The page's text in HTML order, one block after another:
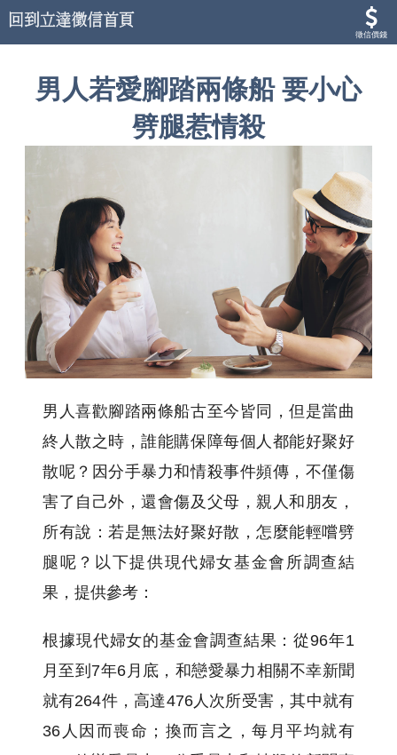
徵信價錢
男人若愛腳踏兩條船 要小心
劈腿惹情殺
男人喜歡腳踏兩條船古至今皆同，但是當曲
終人散之時，誰能購保障每個人都能好聚好
散呢？因分手暴力和情殺事件頻傳，不僅傷
害了自己外，還會傷及父母，親人和朋友，
所有說：若是無法好聚好散，怎麼能輕嚐劈
腿呢？以下提供現代婦女基金會所調查結
果，提供參考：
根據現代婦女的基金會調查結果：從96年1
月至到7年6月底，和戀愛暴力相關不幸新聞
就有264件，高達476人次所受害，其中就有
36人因而喪命；換而言之，每月平均就有